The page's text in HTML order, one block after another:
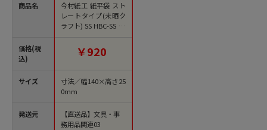
商品名
価格(税
込)
サイズ
発送元
今村紙工 紙平袋 スト
レートタイプ(未晒ク
ラフト) SS HBC-SS 20
0枚/袋（ご注文単位1
￥920
寸法／幅140×高さ25
0mm
【直送品】文具・事
務用品関連03